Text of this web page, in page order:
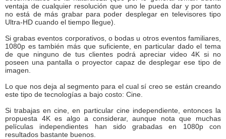
ventaja de cualquier resolución que uno le pueda dar y por tanto
no está de más grabar para poder desplegar en televisores tipo
Ultra-HD cuando el tiempo llegue).
Si grabas eventos corporativos, o bodas u otros eventos familiares,
1080p es también más que suficiente, en particular dado el tema
de que ninguno de tus clientes podrá apreciar video 4K si no
poseen una pantalla o proyector capaz de desplegar ese tipo de
imagen.
Lo que nos deja al segmento para el cual sí creo se están creando
este tipo de tecnologías a bajo costo: Cine.
Si trabajas en cine, en particular cine independiente, entonces la
propuesta 4K es algo a considerar, aunque nota que muchas
películas independientes han sido grabadas en 1080p con
resultados bastante buenos.